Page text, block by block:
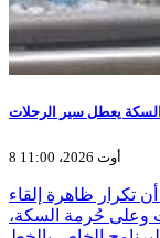
يعطل سير الرحلات
8 أوت 2026، 11:00
تكرار ظاهرة إلقاء
وعلى حُرمة السكة،